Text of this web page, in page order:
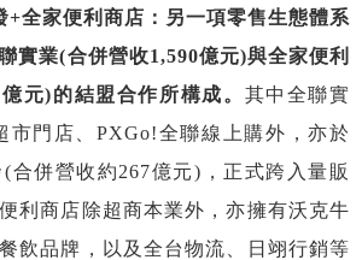
全家便利商店：另一項零售生態體系
實業(合併營收1,590億元)與全家便利
元)的結盟合作所構成。 其中全聯實
市門店、PXGo!全聯線上購外，亦於
合併營收約267億元)，正式跨入量販
利商店除超商本業外，亦擁有沃克牛
飲品牌，以及全台物流、日翊行銷等